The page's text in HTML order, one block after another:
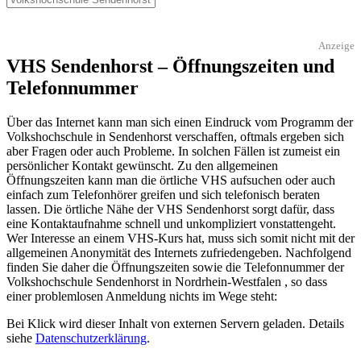
Anzeige
VHS Sendenhorst – Öffnungszeiten und
Telefonnummer
Über das Internet kann man sich einen Eindruck vom Programm der
Volkshochschule in Sendenhorst verschaffen, oftmals ergeben sich
aber Fragen oder auch Probleme. In solchen Fällen ist zumeist ein
persönlicher Kontakt gewünscht. Zu den allgemeinen
Öffnungszeiten kann man die örtliche VHS aufsuchen oder auch
einfach zum Telefonhörer greifen und sich telefonisch beraten
lassen. Die örtliche Nähe der VHS Sendenhorst sorgt dafür, dass
eine Kontaktaufnahme schnell und unkompliziert vonstattengeht.
Wer Interesse an einem VHS-Kurs hat, muss sich somit nicht mit der
allgemeinen Anonymität des Internets zufriedengeben. Nachfolgend
finden Sie daher die Öffnungszeiten sowie die Telefonnummer der
Volkshochschule Sendenhorst in Nordrhein-Westfalen , so dass
einer problemlosen Anmeldung nichts im Wege steht:
Bei Klick wird dieser Inhalt von externen Servern geladen. Details
siehe Datenschutzerklärung.